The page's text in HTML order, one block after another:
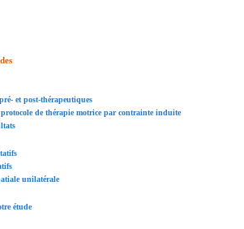
et post-thérapeutiques
de thérapie motrice par contrainte induite
unilatérale
étude